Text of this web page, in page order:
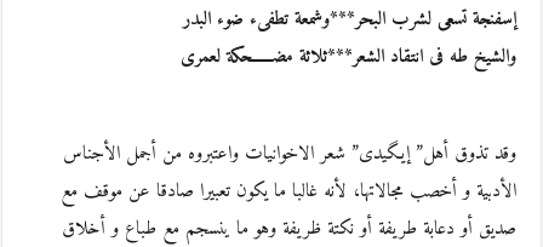
إسفنجة تسعى لشرب البحر***وشمعة تطفىء ضوء البدر
والشيخ طه فى انتقاد الشعر***ثلاثة مضــــــحكة لعمرى
وقد تذوق أهل” إيـگيدى” شعر الاخوانيات واعتبروه من أجمل الأجناس
الأدبية و أخصب مجالاتها، لأنه غالبا ما يكون تعبيرا صادقا عن موقف مع
صديق أو دعابة طريفة أو نكتة ظريفة وهو ما ينسجم مع طباع و أخلاق